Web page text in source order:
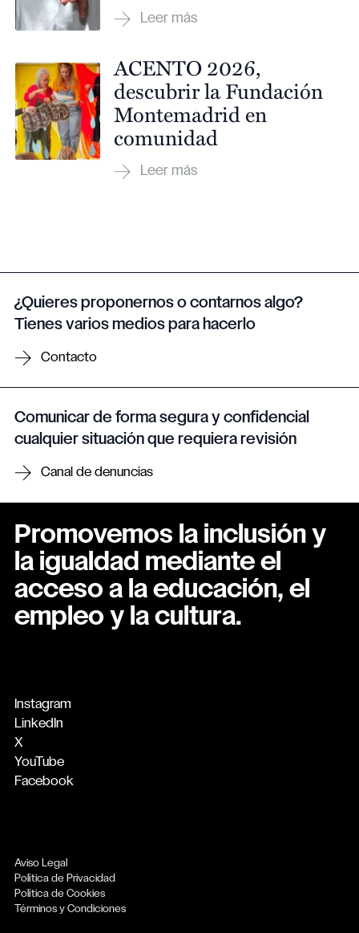
ACENTO 2026,
descubrir la Fundación
Montemadrid en
comunidad
¿Quieres proponernos o contarnos algo?
Tienes varios medios para hacerlo
Contacto
Comunicar de forma segura y confidencial
cualquier situación que requiera revisión
Canal de denuncias
Promovemos la inclusión y
la igualdad mediante el
acceso a la educación, el
empleo y la cultura.
Instagram
LinkedIn
X
YouTube
Facebook
Aviso Legal
Política de Privacidad
Política de Cookies
Términos y Condiciones